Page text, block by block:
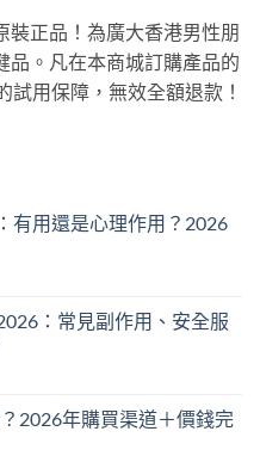
裝正品！為廣大香港男性朋
品。凡在本商城訂購產品的
用保障，無效全額退款！
有用還是心理作用？2026
：常見副作用、安全服
2026年購買渠道＋價錢完